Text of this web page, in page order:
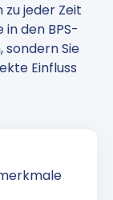
zu jeder Zeit
den BPS-
sondern Sie
Einfluss